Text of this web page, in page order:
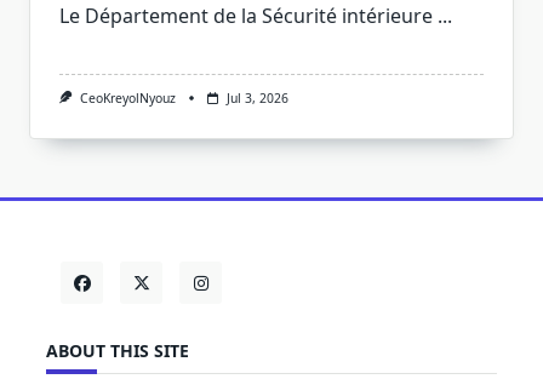
Le Département de la Sécurité intérieure ...
CeoKreyolNyouz Jul 3, 2026
ABOUT THIS SITE